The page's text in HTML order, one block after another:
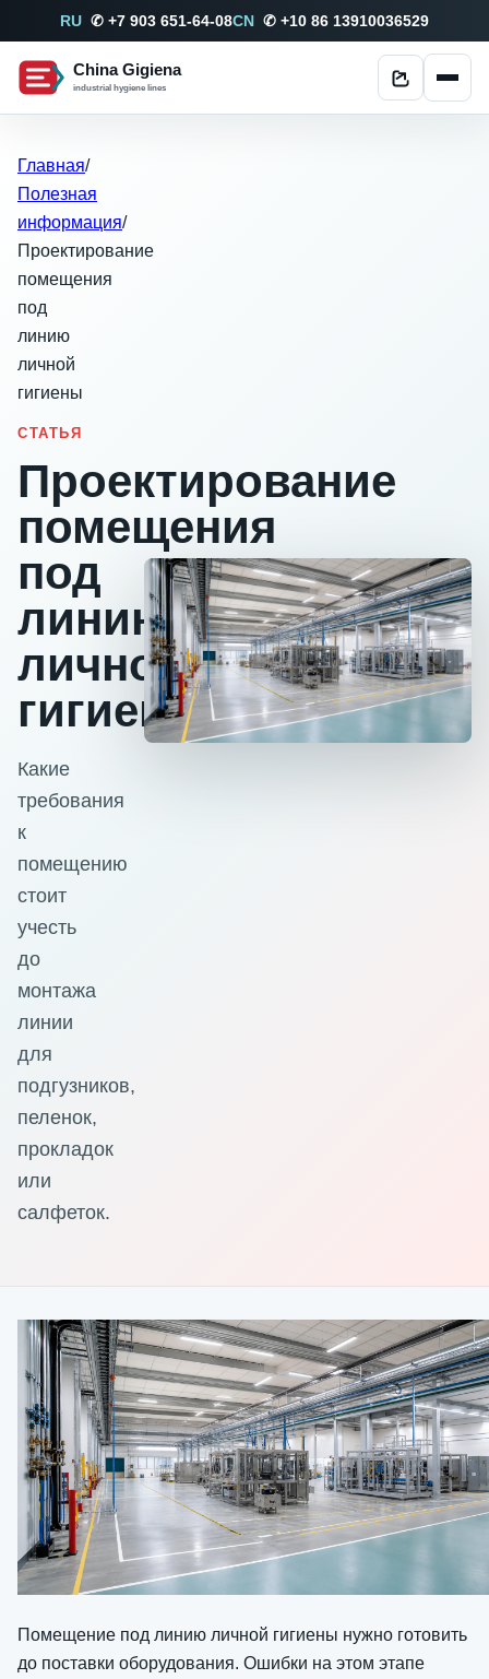
RU ✆ +7 903 651-64-08CN ✆ +10 86 13910036529
China Gigiena
industrial hygiene lines Поделиться
Главная/
Полезная
информация/
Проектирование
помещения
под
линию
личной
гигиены
СТАТЬЯ
Проектирование
помещения
под
линию
личной
гигиены
Какие
требования
к
помещению
стоит
учесть
до
монтажа
линии
для
подгузников,
пеленок,
прокладок
или
салфеток.
Помещение под линию личной гигиены нужно готовить
до поставки оборудования. Ошибки на этом этапе